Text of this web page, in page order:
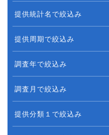
提供統計名で絞込み
提供周期で絞込み
調査年で絞込み
調査月で絞込み
提供分類１で絞込み